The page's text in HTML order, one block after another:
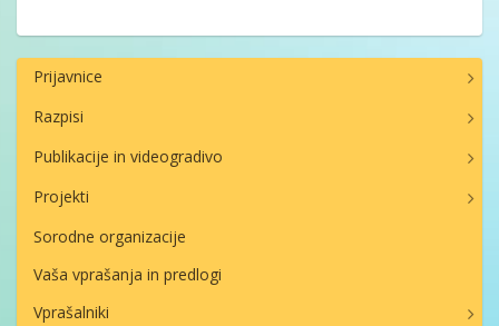
Prijavnice
Razpisi
Publikacije in videogradivo
Projekti
Sorodne organizacije
Vaša vprašanja in predlogi
Vprašalniki